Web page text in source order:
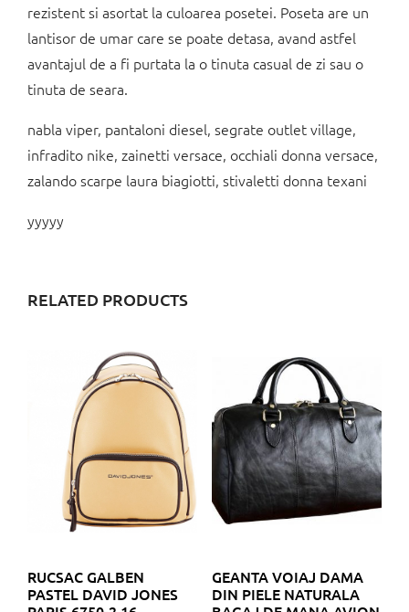
rezistent si asortat la culoarea posetei. Poseta are un
lantisor de umar care se poate detasa, avand astfel
avantajul de a fi purtata la o tinuta casual de zi sau o
tinuta de seara.
nabla viper, pantaloni diesel, segrate outlet village,
infradito nike, zainetti versace, occhiali donna versace,
zalando scarpe laura biagiotti, stivaletti donna texani
yyyyy
RELATED PRODUCTS
RUCSAC GALBEN
PASTEL DAVID JONES
GEANTA VOIAJ DAMA
DIN PIELE NATURALA